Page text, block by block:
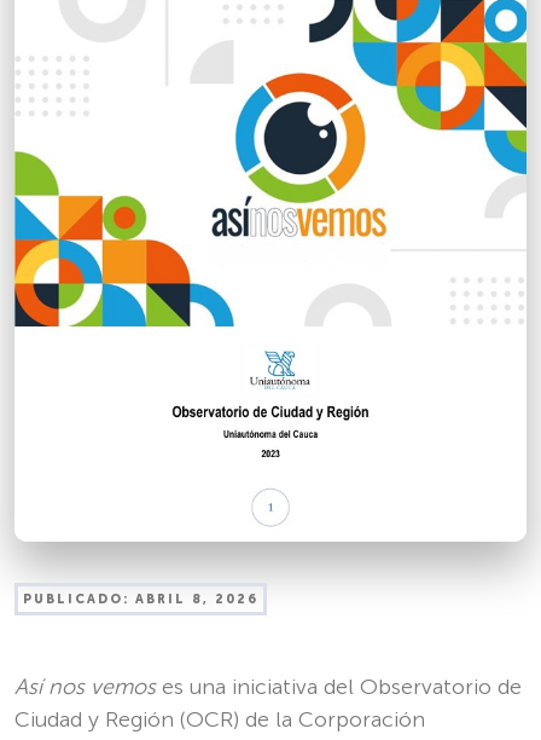
PUBLICADO: ABRIL 8, 2026
Así nos vemoses una iniciativa del Observatorio de
Ciudad y Región (OCR) de la Corporación